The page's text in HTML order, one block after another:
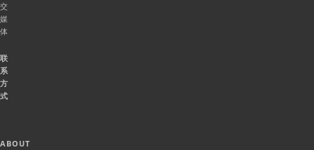
交
媒
体
联
系
方
式
ABOUT